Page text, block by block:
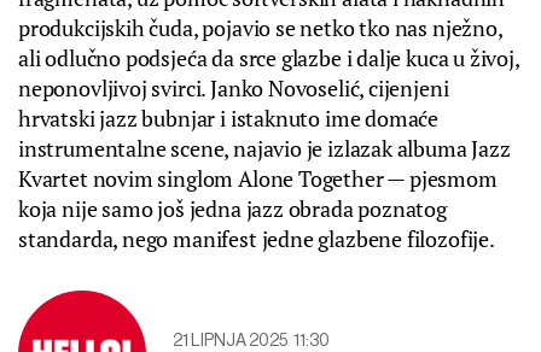
produkcijskih čuda, pojavio se netko tko nas nježno,
ali odlučno podsjeća da srce glazbe i dalje kuca u živoj,
neponovljivoj svirci. Janko Novoselić, cijenjeni
hrvatski jazz bubnjar i istaknuto ime domaće
instrumentalne scene, najavio je izlazak albuma Jazz
Kvartet novim singlom Alone Together — pjesmom
koja nije samo još jedna jazz obrada poznatog
standarda, nego manifest jedne glazbene filozofije.
21 LIPNJA 2025 11:30